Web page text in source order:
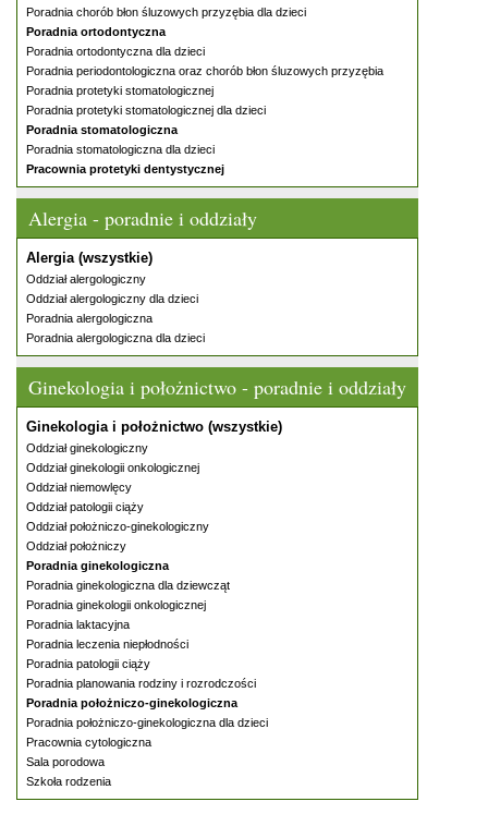
Poradnia chorób błon śluzowych przyzębia dla dzieci
Poradnia ortodontyczna
Poradnia ortodontyczna dla dzieci
Poradnia periodontologiczna oraz chorób błon śluzowych przyzębia
Poradnia protetyki stomatologicznej
Poradnia protetyki stomatologicznej dla dzieci
Poradnia stomatologiczna
Poradnia stomatologiczna dla dzieci
Pracownia protetyki dentystycznej
Alergia - poradnie i oddziały
Alergia (wszystkie)
Oddział alergologiczny
Oddział alergologiczny dla dzieci
Poradnia alergologiczna
Poradnia alergologiczna dla dzieci
Ginekologia i położnictwo - poradnie i oddziały
Ginekologia i położnictwo (wszystkie)
Oddział ginekologiczny
Oddział ginekologii onkologicznej
Oddział niemowlęcy
Oddział patologii ciąży
Oddział położniczo-ginekologiczny
Oddział położniczy
Poradnia ginekologiczna
Poradnia ginekologiczna dla dziewcząt
Poradnia ginekologii onkologicznej
Poradnia laktacyjna
Poradnia leczenia niepłodności
Poradnia patologii ciąży
Poradnia planowania rodziny i rozrodczości
Poradnia położniczo-ginekologiczna
Poradnia położniczo-ginekologiczna dla dzieci
Pracownia cytologiczna
Sala porodowa
Szkoła rodzenia